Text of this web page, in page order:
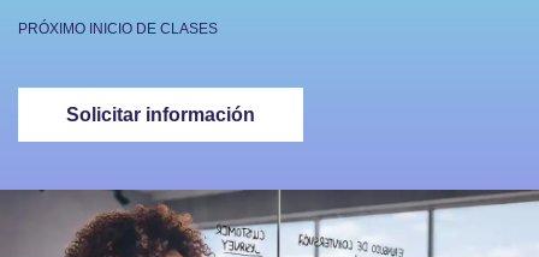
PRÓXIMO INICIO DE CLASES
Solicitar información